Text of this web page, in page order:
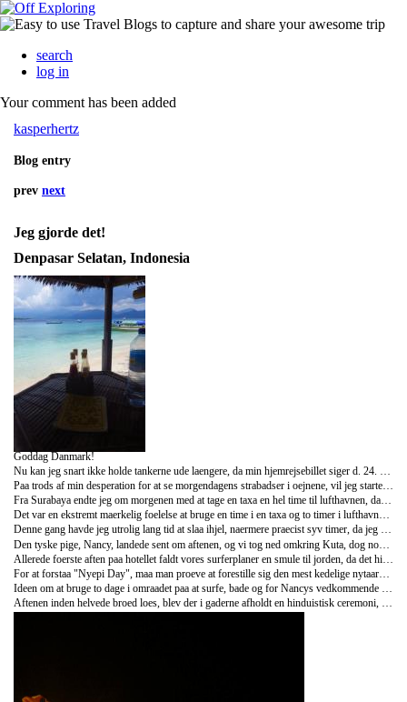
search
log in
Your comment has been added
kasperhertz
Blog entry
prev next
Jeg gjorde det!
Denpasar Selatan, Indonesia
Goddag Danmark!
Paa trods af min desperation for at se morgendagens strabadser i oejnene, vil jeg starte dette blogindlaeg med at spole tiden to uger tilbage for at samle op paa sidste etape.
Fra Surabaya endte jeg om morgenen med at tage en taxa en hel time til lufthavnen, da det ville blive lige knebent nok med en af de lokale lufthavnsbusser uden faste bustider.
Det var en ekstremt maerkelig foelelse at bruge en time i en taxa og to timer i lufthavnen, naar selve flyveturen tog fyrre minutter - jeg trappede ud i lufthavnen i Denpasar der var ligesaa kaotisk som sidste gang.
Denne gang havde jeg utrolig lang tid at slaa ihjel, naermere praecist syv timer, da jeg havde aftalt at moedes med en pige, jeg moedte paa Bali sidste gang, naar hun ville lande fra Malaysia. Min foerste dag tilbage paa Bali stod derfor ikke paa meget andet end klam fast food, starbucks og utallige af fornaegtelser overfor de griske chauffoerer der lod mig vaere, naar jeg fortalte dem, at jeg ventede paa mit fly hjem til Danmark - hvorfor havde jeg ikke taenkt paa den foer?
Allerede foerste aften paa hotellet faldt vores surferplaner en smule til jorden, da det hinduistiske nytaar paa Bali - den saakaldte "Nyepi Day" pludselig var uventet taet paa.
For at forstaa "Nyepi Day", maa man proeve at forestille sig den mest kedelige nytaarsaften og dag, uden fyrvaerkeri, uden elektricitet, uden madlavning og vigtigst af alt uden snak og anden larm.
Ideen om at bruge to dage i omraadet paa at surfe, bade og for Nancys vedkommende at finde en permanent bolig i en maaned, mens hun skriver sit masterprojekt, blev derfor tvungent lavet om til tre, hvoraf vi ikke kunne foretage os noget et helt doegn.
Aftenen inden helvede broed loes, blev der i gaderne afholdt en hinduistisk ceremoni, hvor tonsvis af monstre blev baaret igennem de propfyldte gader af byens boern for derefter at blive braendt med det formaal at jage de onde aander vaek.